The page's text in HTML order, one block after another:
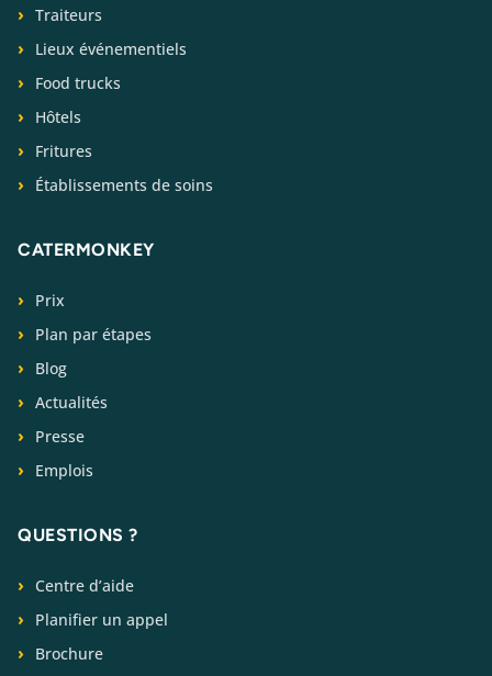
Traiteurs
Lieux événementiels
Food trucks
Hôtels
Fritures
Établissements de soins
CATERMONKEY
Prix
Plan par étapes
Blog
Actualités
Presse
Emplois
QUESTIONS ?
Centre d’aide
Planifier un appel
Brochure